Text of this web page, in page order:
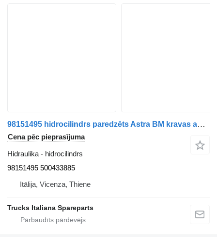
98151495 hidrocilindrs paredzēts Astra BM kravas automašīnas
Cena pēc pieprasījuma
Hidraulika - hidrocilindrs
98151495 500433885
Itālija, Vicenza, Thiene
Trucks Italiana Spareparts